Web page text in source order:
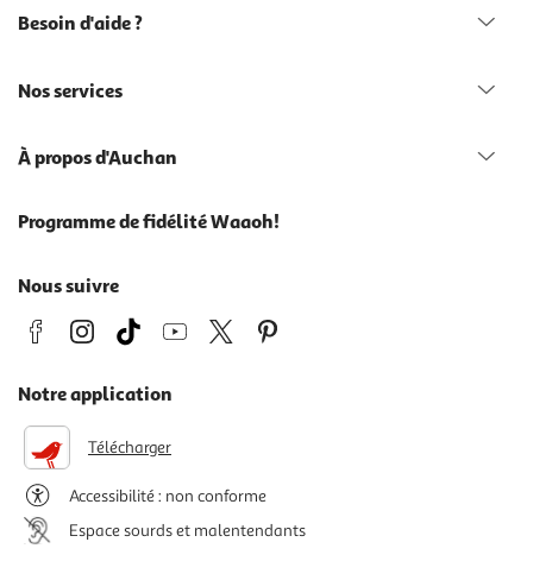
Besoin d'aide ?
Nos services
À propos d'Auchan
Programme de fidélité Waaoh!
Nous suivre
Notre application
Télécharger
Accessibilité : non conforme
Espace sourds et malentendants